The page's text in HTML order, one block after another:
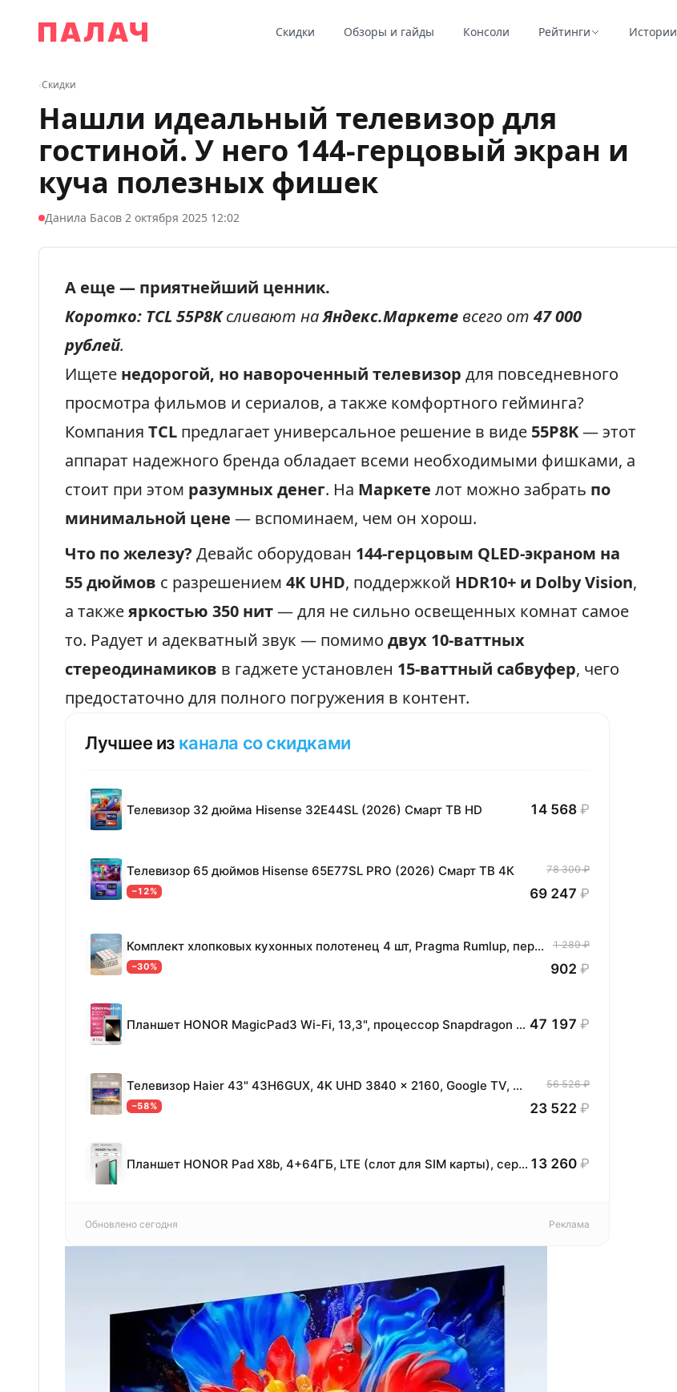
Палач
Скидки Обзоры и гайды Консоли Рейтинги Истории
‹Скидки
Нашли идеальный телевизор для
гостиной. У него 144-герцовый экран и
куча полезных фишек
Данила Басов·2 октября 2025 12:02
А еще — приятнейший ценник.
Коротко: TCL 55P8K сливают наЯндекс.Маркете всего от47 000
рублей.
Ищете недорогой, но навороченный телевизор для повседневного
просмотра фильмов и сериалов, а также комфортного гейминга?
Компания TCL предлагает универсальное решение в виде 55P8K— этот
аппарат надежного бренда обладает всеми необходимыми фишками, а
стоит при этом разумных денег. На Маркете лот можно забрать по
минимальной цене — вспоминаем, чем он хорош.
Что по железу? Девайс оборудован 144-герцовым QLED-экраном на
55 дюймов с разрешением 4K UHD, поддержкой HDR10+ и Dolby Vision,
а такжеяркостью 350 нит— для не сильно освещенных комнат самое
то. Радует и адекватный звук — помимо двух 10-ваттных
стереодинамиков в гаджете установлен 15-ваттный сабвуфер, чего
предостаточно для полного погружения в контент.
Лучшее из канала со скидками
Телевизор 32 дюйма Hisense 32E44SL (2026) Смарт ТВ HD 14 568 ₽
Телевизор 65 дюймов Hisense 65E77SL PRO (2026) Смарт ТВ 4К
−12%
78 300 ₽
69 247 ₽
Комплект хлопковых кухонных полотенец 4 шт, Pragma Rumlup, переменчивый белый
−30%
1 289 ₽
902 ₽
Планшет HONOR MagicPad3 Wi-Fi, 13,3", процессор Snapdragon 8, 16ГБ/512ГБ, EU 47 197 ₽
Телевизор Haier 43" 43H6GUX, 4K UHD 3840 × 2160, Google TV, 60 Гц, 232 ГБ
−58%
56 526 ₽
23 522 ₽
Планшет HONOR Pad X8b, 4+64ГБ, LTE (слот для SIM карты), серый, Ростест, (GMS) 13 260 ₽
Обновлено сегодня Реклама